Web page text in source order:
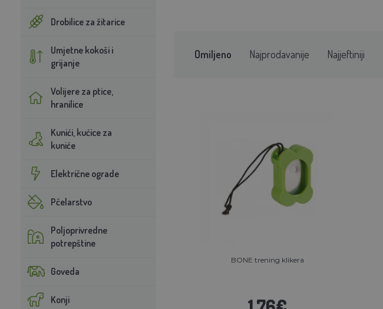
Drobilice za žitarice
Umjetne kokoši i
grijanje
Volijere za ptice,
hranilice
Kunići, kućice za
kuniće
Električne ograde
Pčelarstvo
Poljoprivredne
potrepštine
Goveda
Konji
Omiljeno Najprodavanije Najjeftiniji
BONE trening klikera